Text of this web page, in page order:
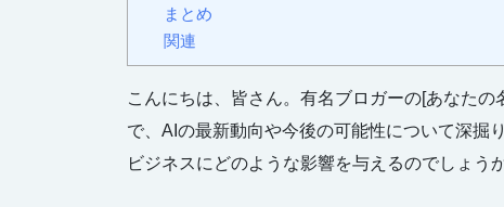
まとめ
関連
こんにちは、皆さん。有名ブロガーの[あなた
で、AIの最新動向や今後の可能性について深掘
ビジネスにどのような影響を与えるのでしょう